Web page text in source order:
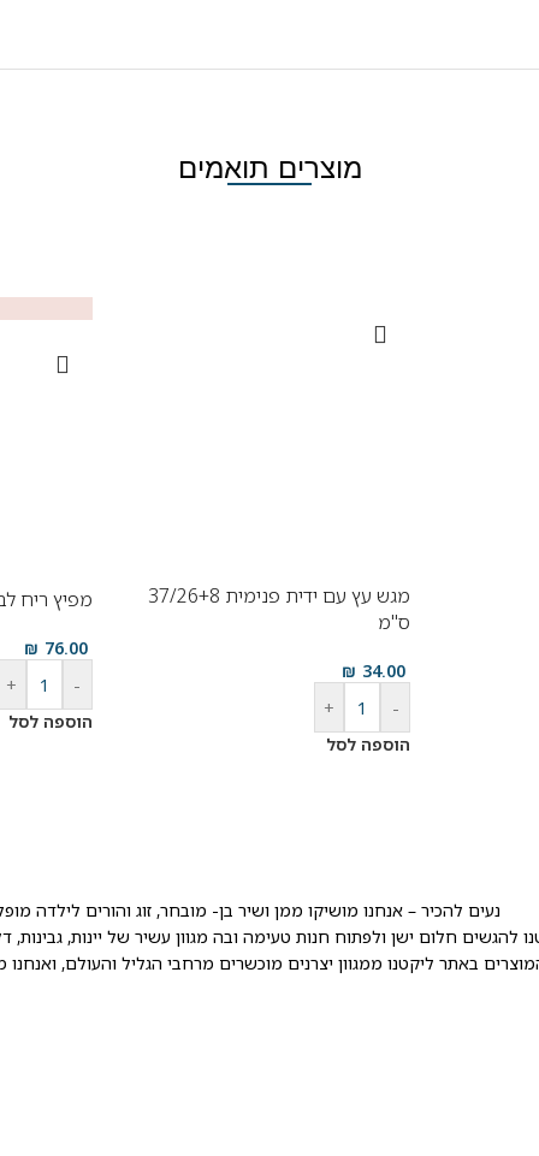
מוצרים תואמים
מגש עץ עם ידית פנימית 37/26+8
ס"מ
34.00
₪
-
+
הוספה לסל
מפיץ ריח
76.00
₪
-
+
הוספה לסל
נעים להכיר – אנחנו מושיקו ממן ושיר בן- מובחר, זוג והורים לילדה
באתר ליקטנו ממגוון יצרנים מוכשרים מרחבי הגליל והעולם,